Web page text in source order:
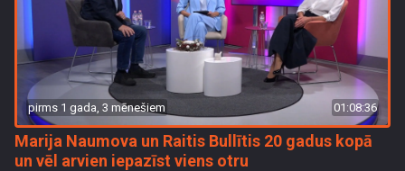
pirms 1 gada, 3 mēnešiem 01:08:36
Marija Naumova un Raitis Bullītis 20 gadus kopā
un vēl arvien iepazīst viens otru